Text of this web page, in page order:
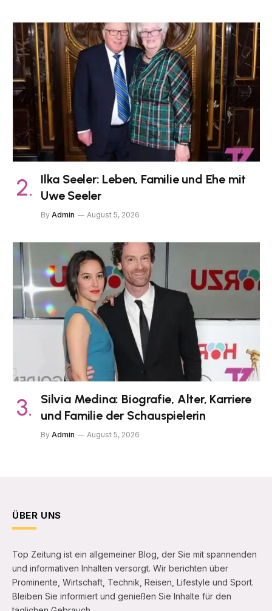
Ilka Seeler: Leben, Familie und Ehe mit
Uwe Seeler
By Admin August 5, 2026
Silvia Medina: Biografie, Alter, Karriere
und Familie der Schauspielerin
By Admin August 5, 2026
ÜBER UNS
Top Zeitung ist ein allgemeiner Blog, der Sie mit spannenden
und informativen Inhalten versorgt. Wir berichten über
Prominente, Wirtschaft, Technik, Reisen, Lifestyle und Sport.
Bleiben Sie informiert und genießen Sie Inhalte für den